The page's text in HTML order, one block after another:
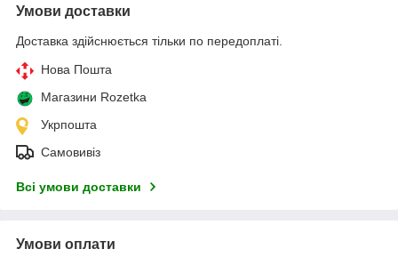
Умови доставки
Доставка здійснюється тільки по передоплаті.
Нова Пошта
Магазини Rozetka
Укрпошта
Самовивіз
Всі умови доставки
Умови оплати